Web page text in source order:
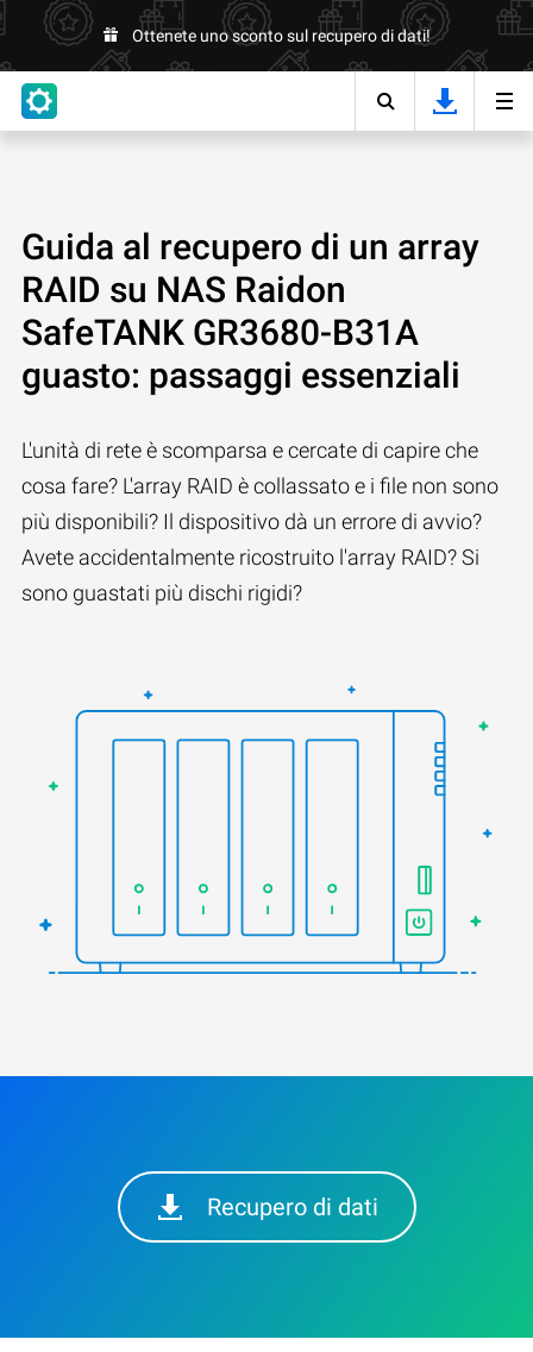
Ottenete uno sconto sul recupero di dati!
Guida al recupero di un array
RAID su NAS Raidon
SafeTANK GR3680-B31A
guasto: passaggi essenziali
L'unità di rete è scomparsa e cercate di capire che
cosa fare? L'array RAID è collassato e i file non sono
più disponibili? Il dispositivo dà un errore di avvio?
Avete accidentalmente ricostruito l'array RAID? Si
sono guastati più dischi rigidi?
Recupero di dati